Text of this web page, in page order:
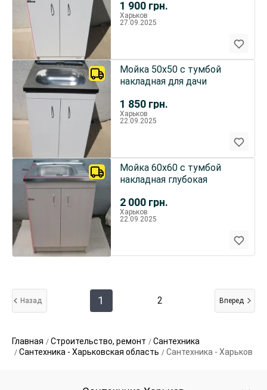
1 900 грн.
Харьков
27.09.2025
1 850 грн.
Мойка 50х50 с тумбой
накладная для дачи
Харьков
22.09.2025
2 000 грн.
Мойка 60х60 с тумбой
накладная глубокая
Харьков
22.09.2025
Назад 1 2 Вперед
Главная Строительство, ремонт
Сантехника
Сантехника - Харьковская область
Сантехника - Харьков